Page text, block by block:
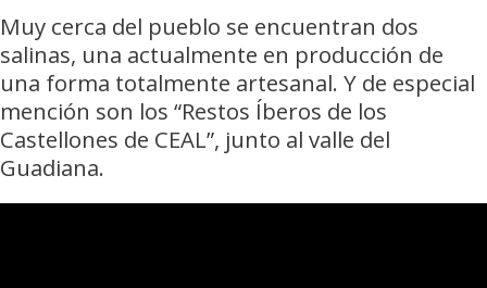
Muy cerca del pueblo se encuentran dos
salinas, una actualmente en producción de
una forma totalmente artesanal. Y de especial
mención son los “Restos Íberos de los
Castellones de CEAL”, junto al valle del
Guadiana.